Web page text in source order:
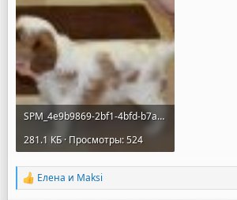
SPM_4e9b9869-2bf1-4bfd-b7a4-74f10efac226.jpg
281.1 КБ · Просмотры: 524
Р
Елена и Maksi